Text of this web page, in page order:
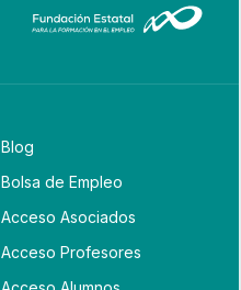
Blog
Bolsa de Empleo
Acceso Asociados
Acceso Profesores